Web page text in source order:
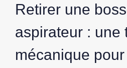
Retirer une
aspirateur : une
mécanique